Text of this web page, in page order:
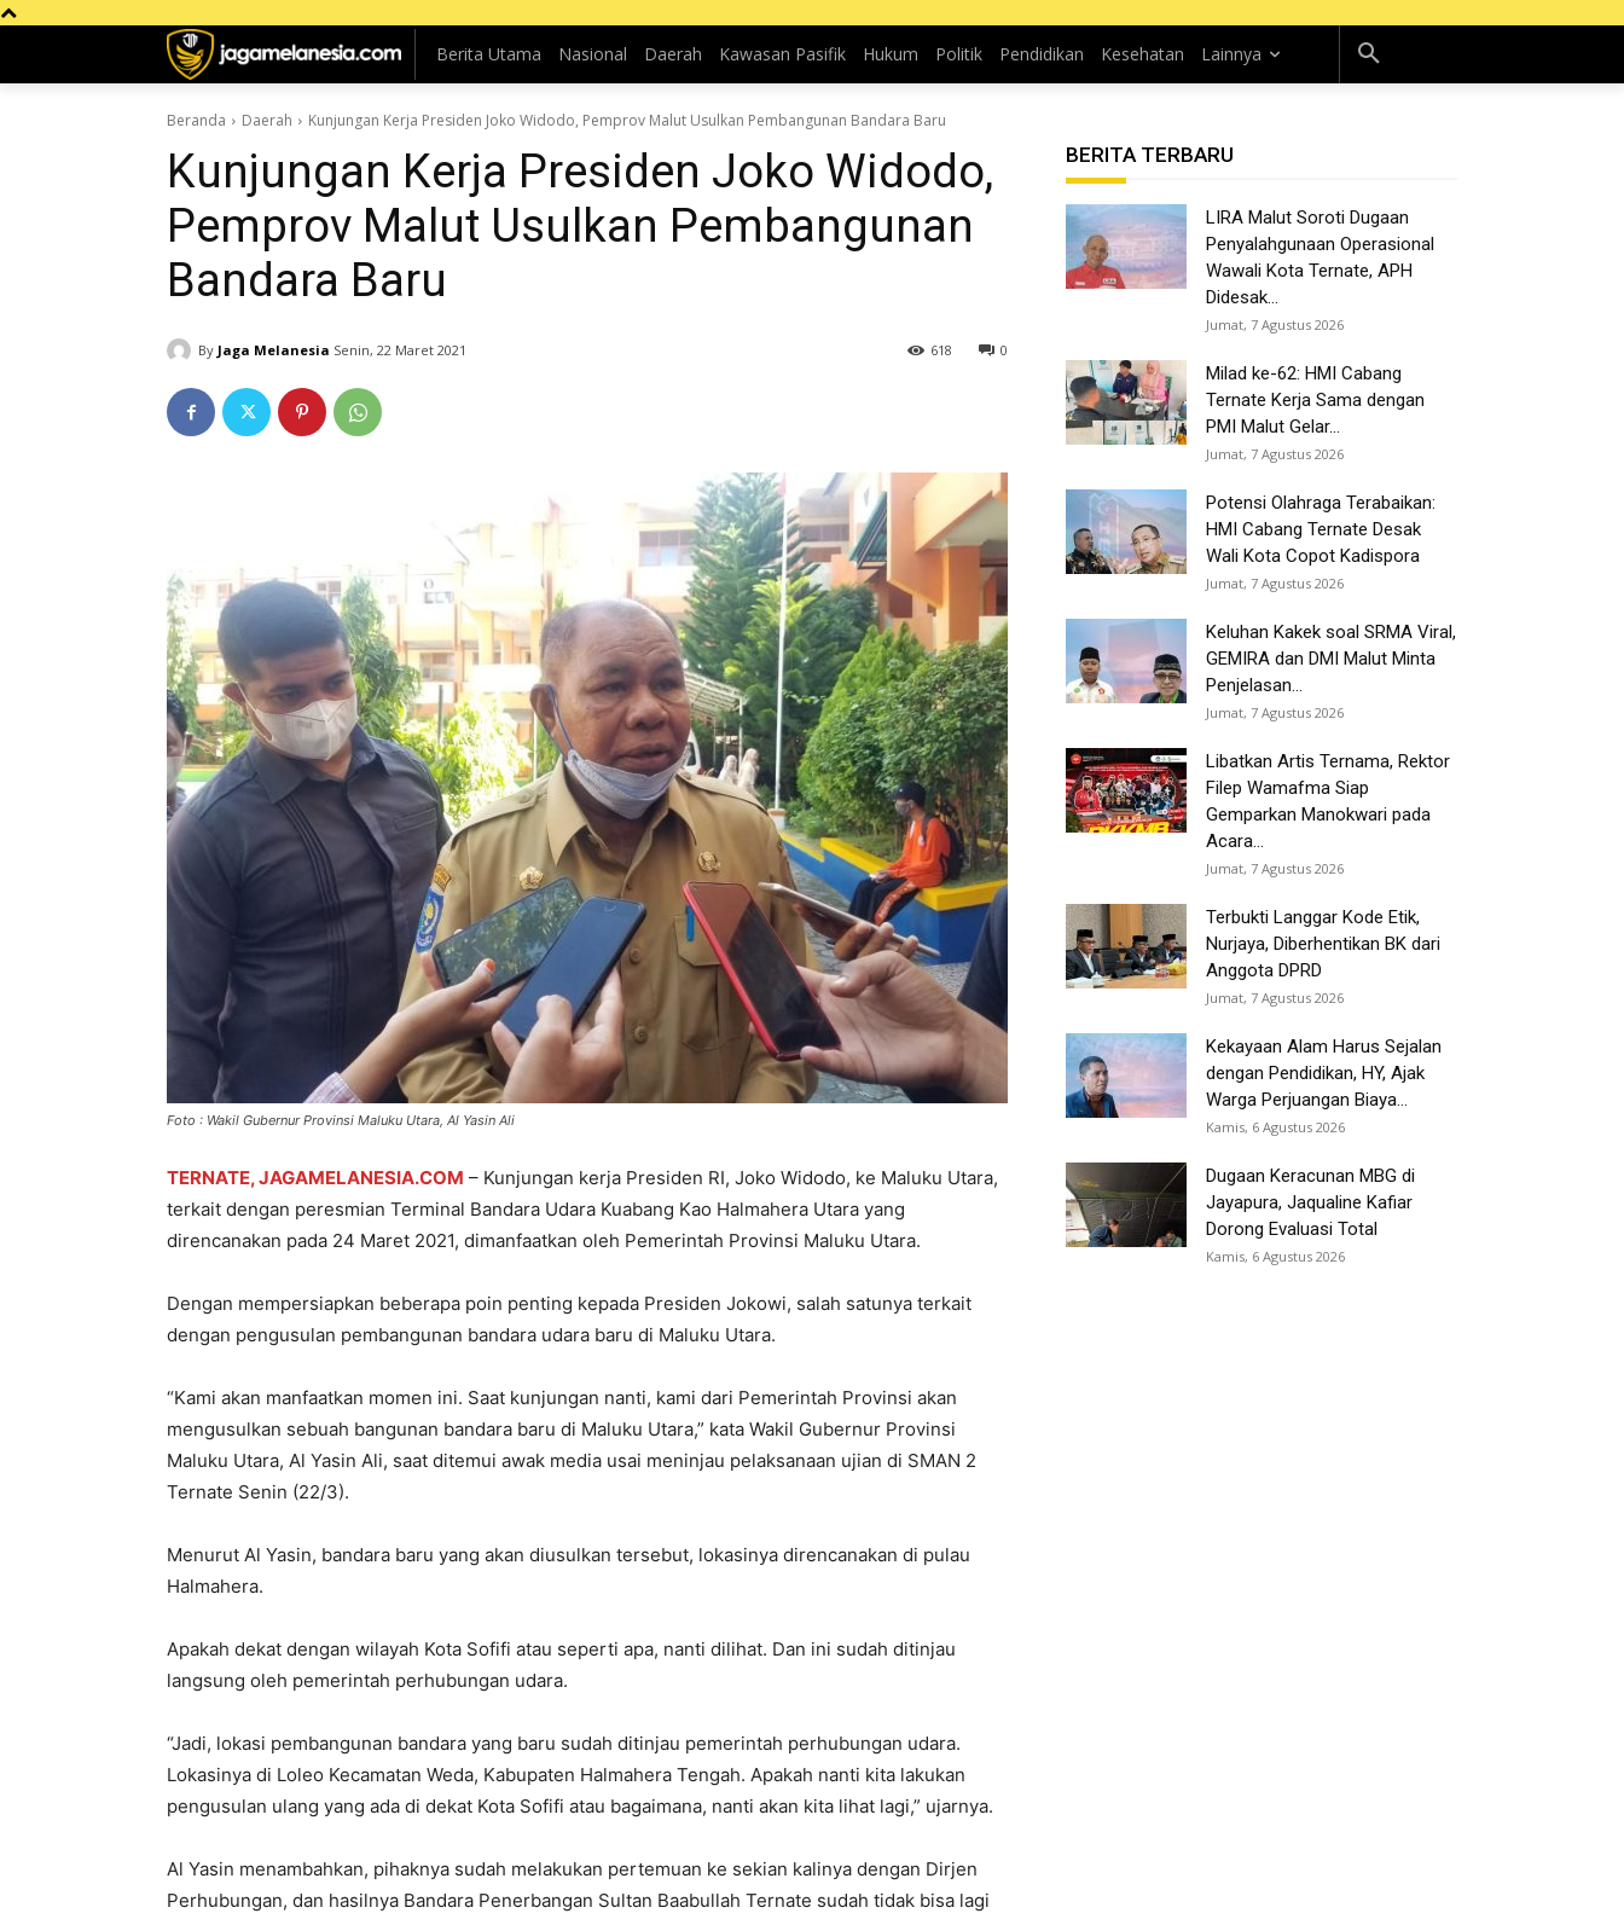
Berita Utama Nasional Daerah Kawasan Pasifik Hukum Politik Pendidikan Kesehatan Lainnya
Beranda Daerah Kunjungan Kerja Presiden Joko Widodo, Pemprov Malut Usulkan Pembangunan Bandara Baru
Kunjungan Kerja Presiden Joko Widodo,
Pemprov Malut Usulkan Pembangunan
Bandara Baru
By Jaga Melanesia Senin, 22 Maret 2021 0
618
Foto : Wakil Gubernur Provinsi Maluku Utara, Al Yasin Ali
TERNATE, JAGAMELANESIA.COM – Kunjungan kerja Presiden RI, Joko Widodo, ke Maluku Utara,
terkait dengan peresmian Terminal Bandara Udara Kuabang Kao Halmahera Utara yang
direncanakan pada 24 Maret 2021, dimanfaatkan oleh Pemerintah Provinsi Maluku Utara.
Dengan mempersiapkan beberapa poin penting kepada Presiden Jokowi, salah satunya terkait
dengan pengusulan pembangunan bandara udara baru di Maluku Utara.
“Kami akan manfaatkan momen ini. Saat kunjungan nanti, kami dari Pemerintah Provinsi akan
mengusulkan sebuah bangunan bandara baru di Maluku Utara,” kata Wakil Gubernur Provinsi
Maluku Utara, Al Yasin Ali, saat ditemui awak media usai meninjau pelaksanaan ujian di SMAN 2
Ternate Senin (22/3).
Menurut Al Yasin, bandara baru yang akan diusulkan tersebut, lokasinya direncanakan di pulau
Halmahera.
Apakah dekat dengan wilayah Kota Sofifi atau seperti apa, nanti dilihat. Dan ini sudah ditinjau
langsung oleh pemerintah perhubungan udara.
“Jadi, lokasi pembangunan bandara yang baru sudah ditinjau pemerintah perhubungan udara.
Lokasinya di Loleo Kecamatan Weda, Kabupaten Halmahera Tengah. Apakah nanti kita lakukan
pengusulan ulang yang ada di dekat Kota Sofifi atau bagaimana, nanti akan kita lihat lagi,” ujarnya.
Al Yasin menambahkan, pihaknya sudah melakukan pertemuan ke sekian kalinya dengan Dirjen
Perhubungan, dan hasilnya Bandara Penerbangan Sultan Baabullah Ternate sudah tidak bisa lagi
BERITA TERBARU
LIRA Malut Soroti Dugaan
Penyalahgunaan Operasional
Wawali Kota Ternate, APH
Didesak...
Jumat, 7 Agustus 2026
Milad ke-62: HMI Cabang
Ternate Kerja Sama dengan
PMI Malut Gelar...
Jumat, 7 Agustus 2026
Potensi Olahraga Terabaikan:
HMI Cabang Ternate Desak
Wali Kota Copot Kadispora
Jumat, 7 Agustus 2026
Keluhan Kakek soal SRMA Viral,
GEMIRA dan DMI Malut Minta
Penjelasan...
Jumat, 7 Agustus 2026
Libatkan Artis Ternama, Rektor
Filep Wamafma Siap
Gemparkan Manokwari pada
Acara...
Jumat, 7 Agustus 2026
Terbukti Langgar Kode Etik,
Nurjaya, Diberhentikan BK dari
Anggota DPRD
Jumat, 7 Agustus 2026
Kekayaan Alam Harus Sejalan
dengan Pendidikan, HY, Ajak
Warga Perjuangan Biaya...
Kamis, 6 Agustus 2026
Dugaan Keracunan MBG di
Jayapura, Jaqualine Kafiar
Dorong Evaluasi Total
Kamis, 6 Agustus 2026